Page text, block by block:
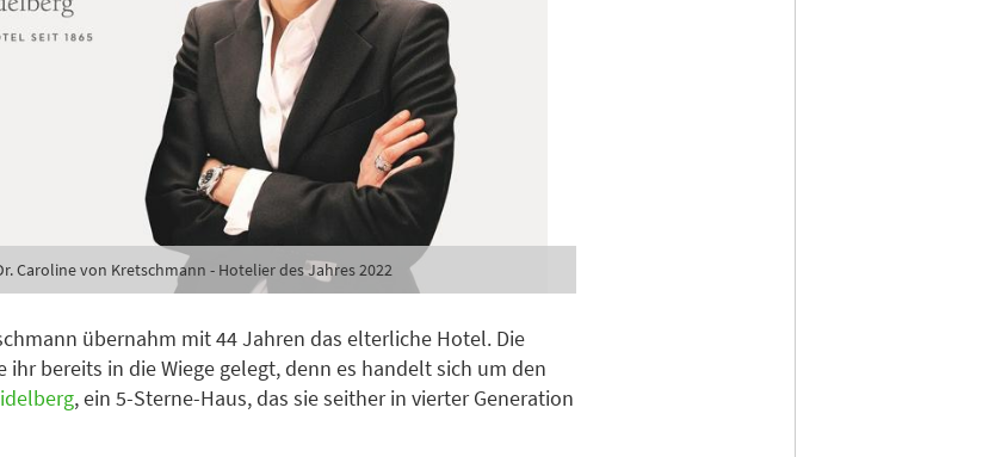
Caroline von Kretschmann - Hotelier des Jahres 2022
übernahm mit 44 Jahren das elterliche Hotel. Die
bereits in die Wiege gelegt, denn es handelt sich um den
, ein 5-Sterne-Haus, das sie seither in vierter Generation